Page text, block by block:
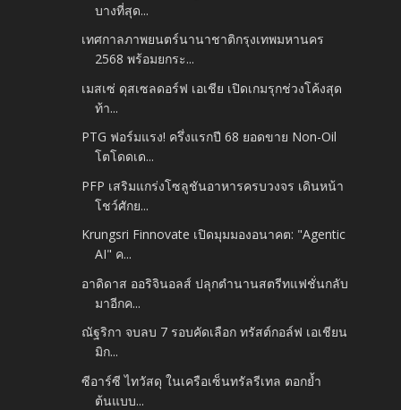
บางที่สุด...
เทศกาลภาพยนตร์นานาชาติกรุงเทพมหานคร
2568 พร้อมยกระ...
เมสเซ่ ดุสเซลดอร์ฟ เอเชีย เปิดเกมรุกช่วงโค้งสุด
ท้า...
PTG ฟอร์มแรง! ครึ่งแรกปี 68 ยอดขาย Non-Oil
โตโดดเด...
PFP เสริมแกร่งโซลูชันอาหารครบวงจร เดินหน้า
โชว์ศักย...
Krungsri Finnovate เปิดมุมมองอนาคต: "Agentic
AI" ค...
อาดิดาส ออริจินอลส์ ปลุกตำนานสตรีทแฟชั่นกลับ
มาอีกค...
ณัฐริกา จบลบ 7 รอบคัดเลือก ทรัสต์กอล์ฟ เอเชียน
มิก...
ซีอาร์ซี ไทวัสดุ ในเครือเซ็นทรัลรีเทล ตอกย้ำ
ต้นแบบ...